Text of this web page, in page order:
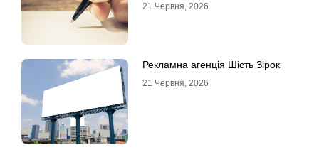
21 Червня, 2026
Рекламна агенція Шість Зірок
21 Червня, 2026